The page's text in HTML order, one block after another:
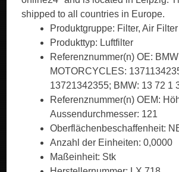
shipped to all countries in Europe.
Produktgruppe: Filter, Air Filter
Produkttyp: Luftfilter
Referenznummer(n) OE: BMW
MOTORCYCLES:
13721342355; BMW: 13 72 1
Referenznummer(n) OEM:
Aussendurchmesser: 121
Oberflächenbeschaffenheit:
Anzahl der Einheiten: 0,0000
Maßeinheit: Stk